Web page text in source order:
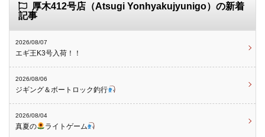
厚木412号店（Atsugi Yonhyakujyunigo）の新着
記事
2026/08/07
エギ王K3号入荷！！
2026/08/06
ジギング＆ボートロック釣行
2026/08/04
真夏の ライトゲーム